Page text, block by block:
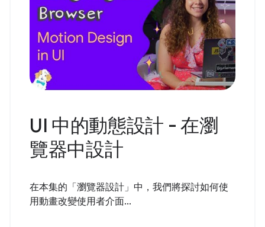
UI 中的動態設計 - 在瀏
覽器中設計
在本集的「瀏覽器設計」中，我們將探討如何使
用動畫改變使用者介面...